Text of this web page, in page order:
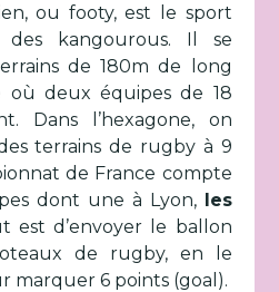
ou footy, est le sport
kangourous. Il se
de 180m de long
où deux équipes de 18
Dans l’hexagone, on
terrains de rugby à 9
de France compte
dont une à Lyon, les
est d’envoyer le ballon
de rugby, en le
marquer 6 points (goal).